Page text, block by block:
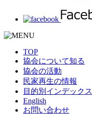
TOP
協会について知る
協会の活動
民家再生の情報
目的別インデックス
English
お問い合わせ